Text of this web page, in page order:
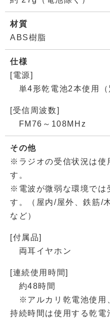
材質
ABS樹脂
仕様
[電源]
単4形乾電池2本使用（
[受信周波数]
FM76～108MHz
その他
※ラジオの受信状況は使
す。
※電波が微弱な環境では
す。（屋内/屋外、鉄筋/
など）
[付属品]
両耳イヤホン
[連続使用時間]
約48時間
※アルカリ乾電池使用
持続時間は使用する乾電